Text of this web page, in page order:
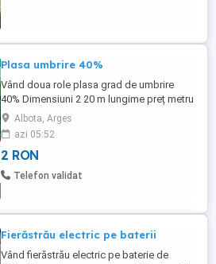
Plasa umbrire 40%
Vând doua role plasa grad de umbrire
40% Dimensiuni 2 20 m lungime preț metru
patrat nwgociabil
Albota, Arges
azi 05:52
2 RON
Telefon validat
Fierăstrău electric pe baterii
Vând fierăstrău electric pe baterie de